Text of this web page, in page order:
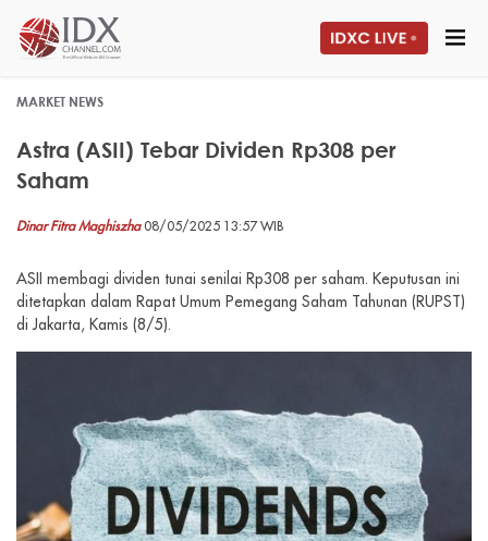
MARKET NEWS
Astra (ASII) Tebar Dividen Rp308 per
Saham
Dinar Fitra Maghiszha08/05/2025 13:57 WIB
ASII membagi dividen tunai senilai Rp308 per saham. Keputusan ini
ditetapkan dalam Rapat Umum Pemegang Saham Tahunan (RUPST)
di Jakarta, Kamis (8/5).